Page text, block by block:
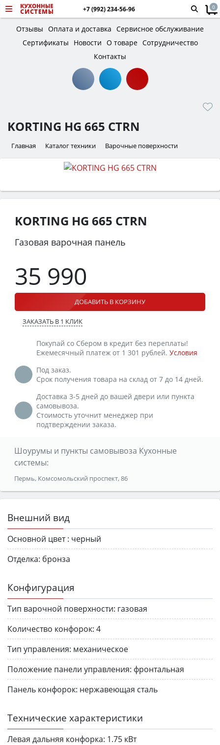
+7 (992) 234-56-96 0
Отзывы Оплата и доставка Сервисное обслуживание
Сертификаты
Новости О товаре Сотрудничество
Контакты
KORTING HG 665 CTRN
Главная Каталог техники Варочные поверхности
KORTING HG 665 CTRN
Газовая варочная панель
35 990
ДОБАВИТЬ В КОРЗИНУ
ЗАКАЗАТЬ В 1 КЛИК
Покупай со Сбером в кредит без переплаты!
Ежемесячный платеж от 1 301 рублей. Условия
Под заказ.
Срок получения товара на склад от 7 до 14 дней.
Доставка 3-5 дней до вашей двери или пункта
самовывоза.
Стоимость уточнит менеджер при
подтверждении заказа.
Шоурумы и пункты самовывоза Кухонные
системы:
Пермь, Комсомольский проспект, 86
Внешний вид
Основной цвет : черный
Отделка: бронза
Конфигурация
Тип варочной поверхности: газовая
Количество конфорок: 4
Тип управления: механическое
Положение панели управления: фронтальная
Панель конфорок: нержавеющая сталь
Технические характеристики
Левая дальняя конфорка: 1.75 кВт